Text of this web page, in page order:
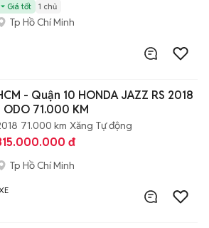
Giá tốt 1 chủ
Tp Hồ Chí Minh
- Quận 10 HONDA JAZZ RS 2018
- ODO 71.000 KM
71.000 km Xăng Tự động
đ
Tp Hồ Chí Minh